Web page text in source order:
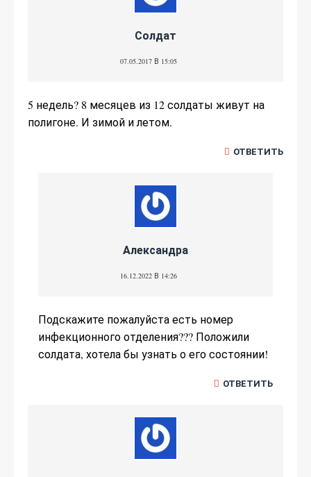
Солдат
07.05.2017 В 15:05
5 недель? 8 месяцев из 12 солдаты живут на
полигоне. И зимой и летом.
ОТВЕТИТЬ
Александра
16.12.2022 В 14:26
Подскажите пожалуйста есть номер
инфекционного отделения??? Положили
солдата, хотела бы узнать о его состоянии!
ОТВЕТИТЬ